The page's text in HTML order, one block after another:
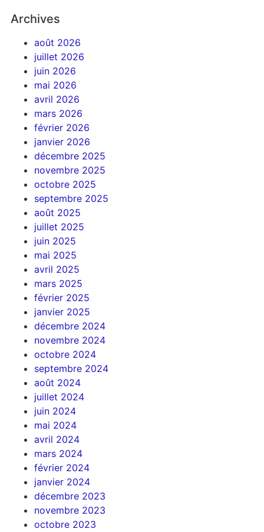
Archives
août 2026
juillet 2026
juin 2026
mai 2026
avril 2026
mars 2026
février 2026
janvier 2026
décembre 2025
novembre 2025
octobre 2025
septembre 2025
août 2025
juillet 2025
juin 2025
mai 2025
avril 2025
mars 2025
février 2025
janvier 2025
décembre 2024
novembre 2024
octobre 2024
septembre 2024
août 2024
juillet 2024
juin 2024
mai 2024
avril 2024
mars 2024
février 2024
janvier 2024
décembre 2023
novembre 2023
octobre 2023